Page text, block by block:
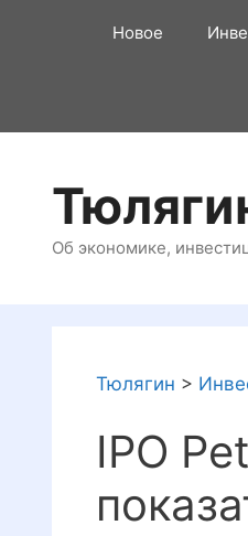
Новое
Об экономике,
Тюлягин >
IPO